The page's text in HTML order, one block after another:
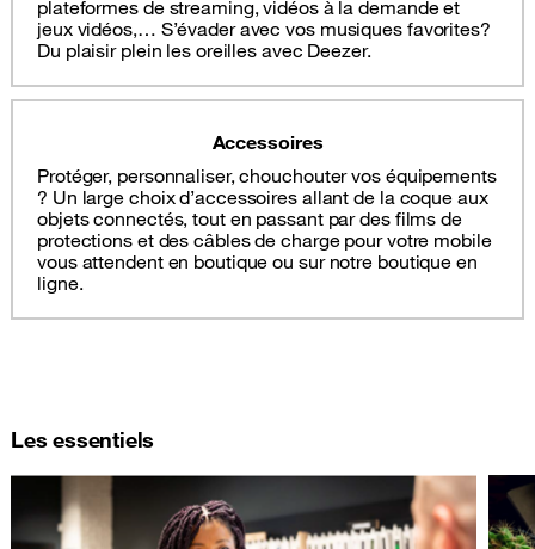
plateformes de streaming, vidéos à la demande et
jeux vidéos,… S’évader avec vos musiques favorites?
Du plaisir plein les oreilles avec Deezer.
Accessoires
Protéger, personnaliser, chouchouter vos équipements
? Un large choix d’accessoires allant de la coque aux
objets connectés, tout en passant par des films de
protections et des câbles de charge pour votre mobile
vous attendent en boutique ou sur notre boutique en
ligne.
Les essentiels